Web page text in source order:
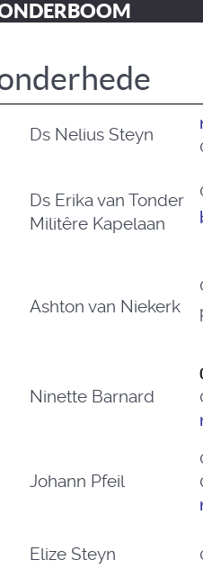
Ds Nelius Steyn
Ds Erika van Tonder
Militêre Kapelaan
Ashton van Niekerk
Ninette Barnard
Johann Pfeil
Elize Steyn